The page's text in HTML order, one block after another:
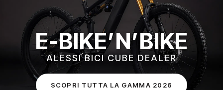
E-BIKE’N’BIKE
ALESSI BICI CUBE DEALER
SCOPRI TUTTA LA GAMMA 2026